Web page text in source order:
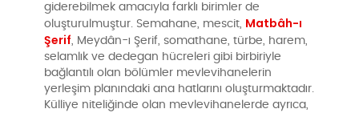
giderebilmek amacıyla farklı birimler de
oluşturulmuştur. Semahane, mescit, Matbâh-ı
Şerif, Meydân-ı Şerif, somathane, türbe, harem,
selamlık ve dedegan hücreleri gibi birbiriyle
bağlantılı olan bölümler mevlevihanelerin
yerleşim planındaki ana hatlarını oluşturmaktadır.
Külliye niteliğinde olan mevlevihanelerde ayrıca,